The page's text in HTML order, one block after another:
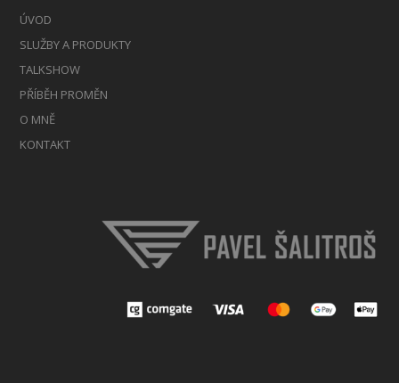
ÚVOD
SLUŽBY A PRODUKTY
TALKSHOW
PŘÍBĚH PROMĚN
O MNĚ
KONTAKT